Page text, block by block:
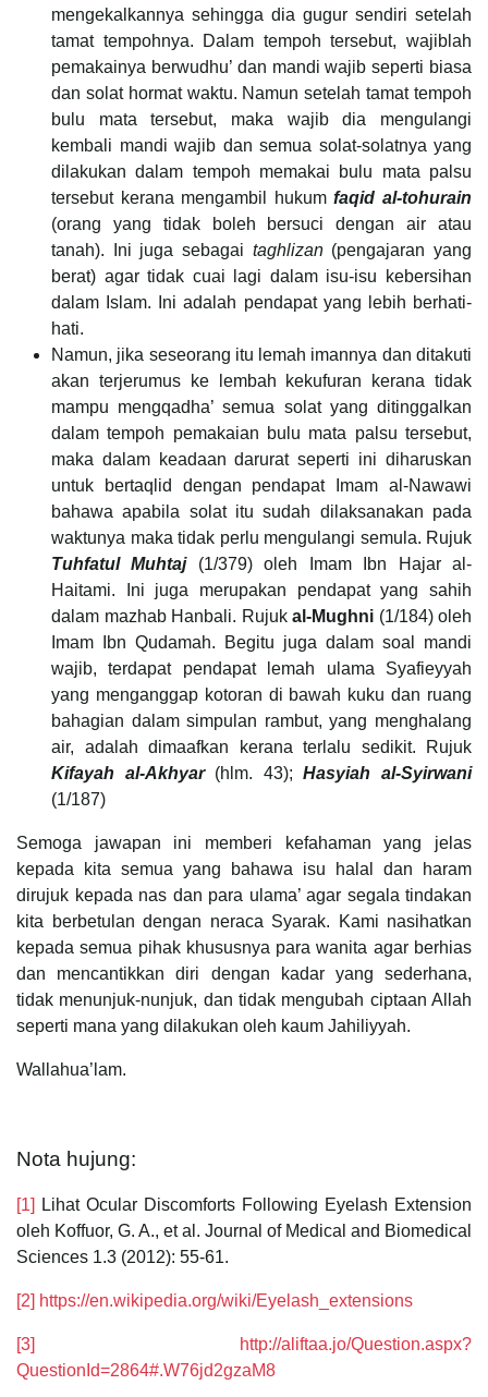
mengekalkannya sehingga dia gugur sendiri setelah
tamat tempohnya. Dalam tempoh tersebut, wajiblah
pemakainya berwudhu’ dan mandi wajib seperti biasa
dan solat hormat waktu. Namun setelah tamat tempoh
bulu mata tersebut, maka wajib dia mengulangi
kembali mandi wajib dan semua solat-solatnya yang
dilakukan dalam tempoh memakai bulu mata palsu
tersebut kerana mengambil hukumfaqid al-tohurain
(orang yang tidak boleh bersuci dengan air atau
tanah). Ini juga sebagai taghlizan(pengajaran yang
berat) agar tidak cuai lagi dalam isu-isu kebersihan
dalam Islam. Ini adalah pendapat yang lebih berhati-
hati.
Namun, jika seseorang itu lemah imannya dan ditakuti
akan terjerumus ke lembah kekufuran kerana tidak
mampu mengqadha’ semua solat yang ditinggalkan
dalam tempoh pemakaian bulu mata palsu tersebut,
maka dalam keadaan darurat seperti ini diharuskan
untuk bertaqlid dengan pendapat Imam al-Nawawi
bahawa apabila solat itu sudah dilaksanakan pada
waktunya maka tidak perlu mengulangi semula. Rujuk
Tuhfatul Muhtaj(1/379) oleh Imam Ibn Hajar al-
Haitami. Ini juga merupakan pendapat yang sahih
dalam mazhab Hanbali. Rujuk al-Mughni (1/184) oleh
Imam Ibn Qudamah. Begitu juga dalam soal mandi
wajib, terdapat pendapat lemah ulama Syafieyyah
yang menganggap kotoran di bawah kuku dan ruang
bahagian dalam simpulan rambut, yang menghalang
air, adalah dimaafkan kerana terlalu sedikit. Rujuk
Kifayah al-Akhyar(hlm. 43);Hasyiah al-Syirwani
(1/187)
Semoga jawapan ini memberi kefahaman yang jelas
kepada kita semua yang bahawa isu halal dan haram
dirujuk kepada nas dan para ulama’ agar segala tindakan
kita berbetulan dengan neraca Syarak. Kami nasihatkan
kepada semua pihak khususnya para wanita agar berhias
dan mencantikkan diri dengan kadar yang sederhana,
tidak menunjuk-nunjuk, dan tidak mengubah ciptaan Allah
seperti mana yang dilakukan oleh kaum Jahiliyyah.
Wallahua’lam.
Nota hujung:
[1]
Lihat Ocular Discomforts Following Eyelash Extension
oleh Koffuor, G. A., et al. Journal of Medical and Biomedical
Sciences 1.3 (2012): 55-61.
[2] https://en.wikipedia.org/wiki/Eyelash_extensions
[3]
http://aliftaa.jo/Question.aspx?
QuestionId=2864#.W76jd2gzaM8